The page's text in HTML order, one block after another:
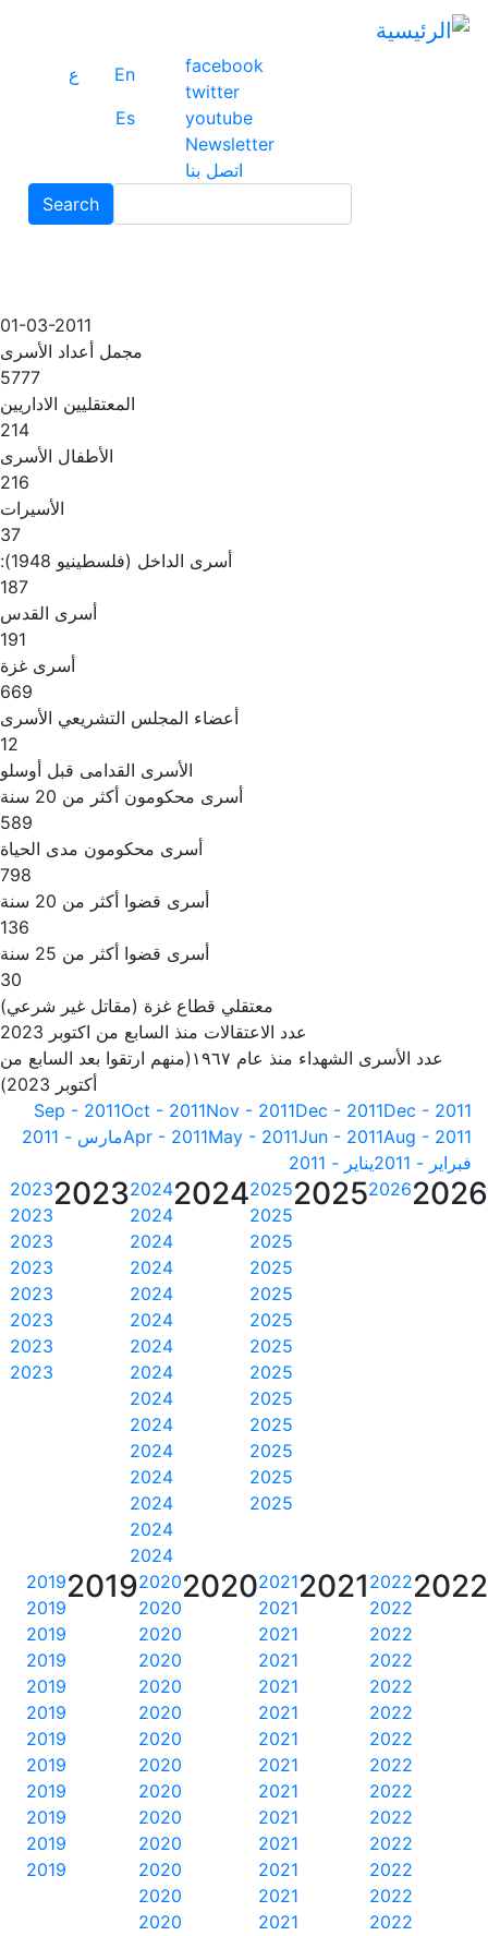
facebook
twitter
youtube
Newsletter
اتصل بنا
En
ع
Es
Search
01-03-2011
مجمل أعداد الأسرى
5777
المعتقليين الاداريين
214
الأطفال الأسرى
216
الأسيرات
37
أسرى الداخل (فلسطينيو 1948):
187
أسرى القدس
191
أسرى غزة
669
أعضاء المجلس التشريعي الأسرى
12
الأسرى القدامى قبل أوسلو
أسرى محكومون أكثر من 20 سنة
589
أسرى محكومون مدى الحياة
798
أسرى قضوا أكثر من 20 سنة
136
أسرى قضوا أكثر من 25 سنة
30
معتقلي قطاع غزة (مقاتل غير شرعي)
عدد الاعتقالات منذ السابع من اكتوبر 2023
عدد الأسرى الشهداء منذ عام ١٩٦٧(منهم ارتقوا بعد السابع من
أكتوبر 2023)
Dec - 2011
Dec - 2011
Nov - 2011
Oct - 2011
Sep - 2011
Aug - 2011
Jun - 2011
May - 2011
Apr - 2011مارس - 2011
فبراير - 2011
يناير - 2011
2026
2026
2025
2025
2025
2025
2025
2025
2025
2025
2025
2025
2025
2025
2025
2025
2024
2024
2024
2024
2024
2024
2024
2024
2024
2024
2024
2024
2024
2024
2024
2024
2023
2023
2023
2023
2023
2023
2023
2023
2023
2022
2022
2022
2022
2022
2022
2022
2022
2022
2022
2022
2022
2022
2022
2022
2021
2021
2021
2021
2021
2021
2021
2021
2021
2021
2021
2021
2021
2021
2021
2020
2020
2020
2020
2020
2020
2020
2020
2020
2020
2020
2020
2020
2020
2020
2019
2019
2019
2019
2019
2019
2019
2019
2019
2019
2019
2019
2019